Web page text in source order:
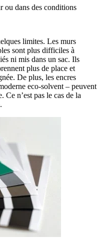
ou dans des conditions
limites. Les murs
sont plus difficiles à
ni mis dans un sac. Ils
plus de place et
De plus, les encres
eco-solvent – peuvent
Ce n’est pas le cas de la